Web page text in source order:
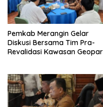
Pemkab Merangin Gelar
Diskusi Bersama Tim Pra-
Revalidasi Kawasan